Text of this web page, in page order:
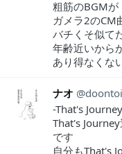
粗筋のBGMが
ガメラ2のCM
バチくそ似て
年齢近いから
あり得なくな
ナオ
-That's
That's
です
自分もThat's